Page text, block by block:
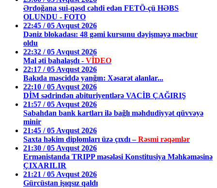
Ərdoğana sui-qəsd cəhdi edən FETÖ-çü HƏBS
OLUNDU - FOTO
22:45 / 05 Avqust 2026
Dəniz blokadası: 48 gəmi kursunu dəyişməyə məcbur
oldu
22:32 / 05 Avqust 2026
Mal əti bahalaşdı - VİDEO
22:17 / 05 Avqust 2026
Bakıda məsciddə yanğın: Xəsarət alanlar...
22:10 / 05 Avqust 2026
DİM sədrindən abituriyentlərə VACİB ÇAĞIRIŞ
21:57 / 05 Avqust 2026
Sabahdan bank kartları ilə bağlı məhdudiyyət qüvvəyə
minir
21:45 / 05 Avqust 2026
Saxta həkim diplomları üzə çıxdı –Rəsmi rəqəmlər
21:30 / 05 Avqust 2026
Ermənistanda TRIPP məsələsi Konstitusiya Məhkəməsinə
ÇIXARILIR
21:21 / 05 Avqust 2026
Gürcüstan işıqsız qaldı